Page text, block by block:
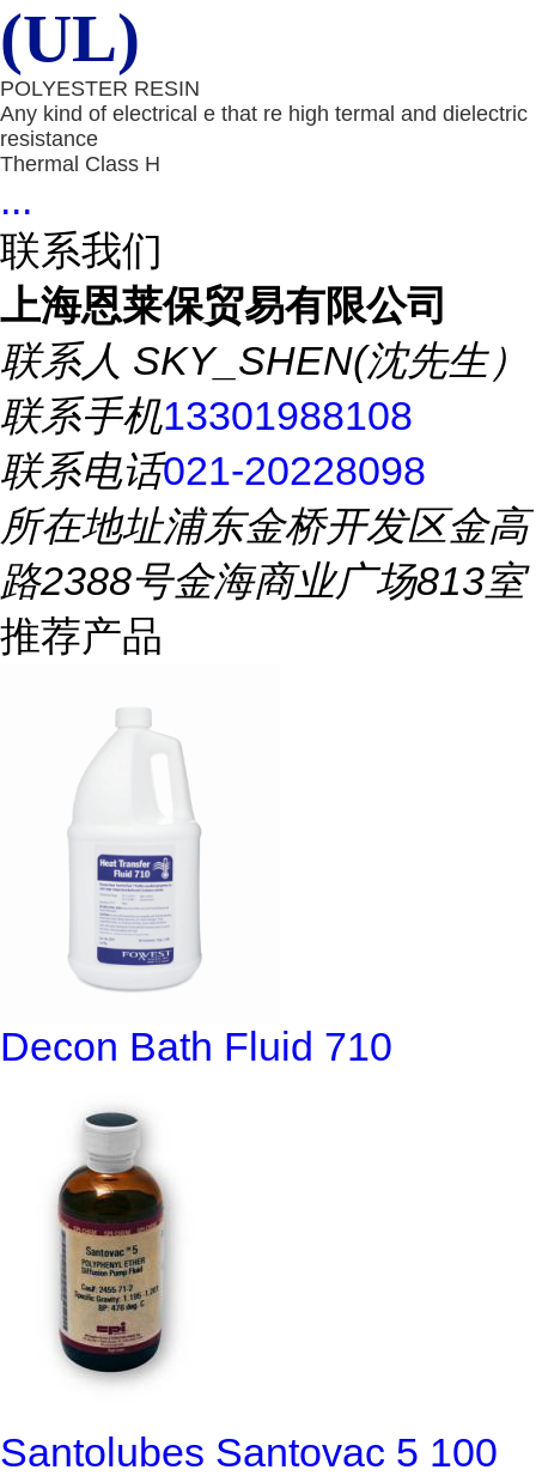
(UL)
POLYESTER RESIN
Any kind of electrical e that re high termal and dielectric
resistance
Thermal Class H
...
联系我们
上海恩莱保贸易有限公司
联系人 SKY_SHEN(沈先生）
联系手机13301988108
联系电话021-20228098
所在地址浦东金桥开发区金高
路2388号金海商业广场813室
推荐产品
Decon Bath Fluid 710
Santolubes Santovac 5 100